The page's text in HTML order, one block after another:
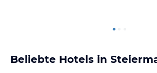
Beliebte Hotels in